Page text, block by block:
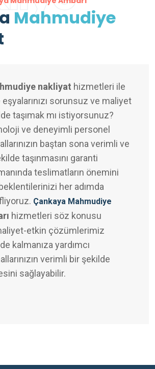
Mahmudiye
nakliyat hizmetleri ile
sorunsuz ve maliyet
taşımak mı istiyorsunuz?
ve deneyimli personel
baştan sona verimli ve
taşınmasını garanti
teslimatların önemini
her adımda
Çankaya Mahmudiye
hizmetleri söz konusu
etkin çözümlerimiz
kalmanıza yardımcı
verimli bir şekilde
sağlayabilir.